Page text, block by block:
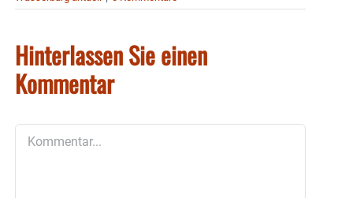
Hinterlassen Sie einen
Kommentar